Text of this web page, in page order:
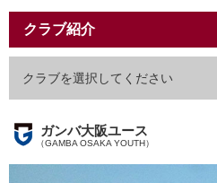
クラブ紹介
クラブを選択してください
ガンバ大阪ユース
（GAMBA OSAKA YOUTH）